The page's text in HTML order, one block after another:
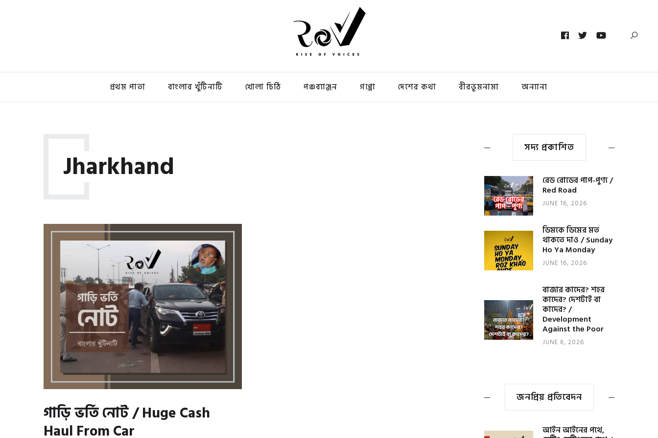
প্রথম পাতা বাংলার খুঁটিনাটি খোলা চিঠি পঞ্চব্যাঞ্জন গপ্পো দেশের কথা বীরভূমনামা অন্যান্য
Jharkhand
গাড়ি ভর্তি নোট / Huge Cash
Haul From Car
সদ্য প্রকাশিত
রেড রোডের পাপ-পুণ্য /
Red Road
JUNE 16, 2026
ডিমকে ডিমের মত
থাকতে দাও / Sunday
Ho Ya Monday
JUNE 16, 2026
বাজার কাদের? শহর
কাদের? দেশটাই বা
কাদের? /
Development
Against the Poor
JUNE 8, 2026
জনপ্রিয় প্রতিবেদন
আইন আইনের পথে,